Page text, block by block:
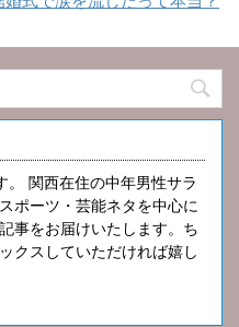
。 関西在住の中年男性サラ
ポーツ・芸能ネタを中心に
事をお届けいたします。ち
クスしていただければ嬉し